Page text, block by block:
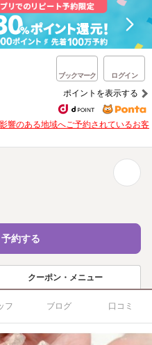
ブックマーク ログイン
ポイントを表示する
響のある地域へご予約されているお客
約する
クーポン・メニュー
フ ブログ 口コミ